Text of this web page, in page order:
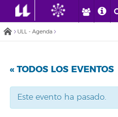
ULL - Agenda
« TODOS LOS EVENTOS
Este evento ha pasado.